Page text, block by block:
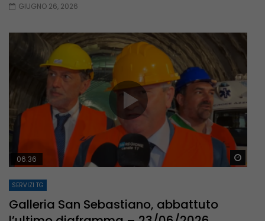
GIUGNO 26, 2026
06:36
SERVIZI TG
Galleria San Sebastiano, abbattuto